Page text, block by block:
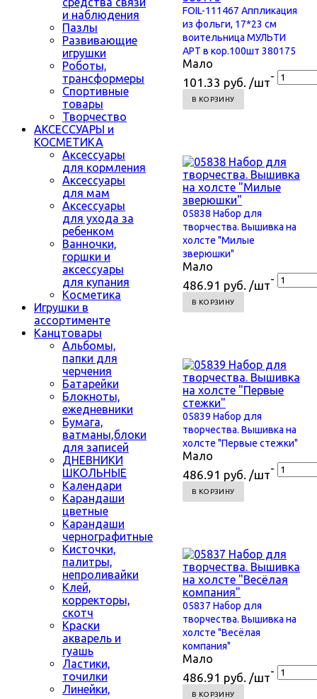
и наблюдения
Пазлы
Развивающие
игрушки
Роботы,
трансформеры
Спортивные
товары
Творчество
АКСЕССУАРЫ и
КОСМЕТИКА
Аксессуары
для кормления
Аксессуары
для мам
Аксессуары
для ухода за
ребенком
Ванночки,
горшки и
аксессуары
для купания
Косметика
Игрушки в
ассортименте
Канцтовары
Альбомы,
папки для
черчения
Батарейки
Блокноты,
ежедневники
Бумага,
ватманы,блоки
для записей
ДНЕВНИКИ
ШКОЛЬНЫЕ
Календари
Карандаши
цветные
Карандаши
чернографитные
Кисточки,
палитры,
непроливайки
Клей,
корректоры,
скотч
Краски
акварель и
гуашь
Ластики,
точилки
Линейки,
FOIL-111467 Аппликация
из фольги, 17*23 см
воительница МУЛЬТИ
АРТ в кор.100шт 380175
Мало
101.33 руб. /шт-
В КОРЗИНУ
05838 Набор для
творчества. Вышивка на
холсте "Милые
зверюшки"
Мало
486.91 руб. /шт-
В КОРЗИНУ
05839 Набор для
творчества. Вышивка на
холсте "Первые стежки"
Мало
486.91 руб. /шт-
В КОРЗИНУ
05837 Набор для
творчества. Вышивка на
холсте "Весёлая
компания"
Мало
486.91 руб. /шт-
В КОРЗИНУ